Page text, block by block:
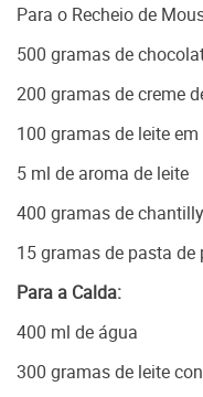
Para o Recheio de
500 gramas de
200 gramas de creme
100 gramas de leite
5 ml de aroma de leite
400 gramas de
15 gramas de pasta de
Para a Calda:
400 ml de água
300 gramas de leite